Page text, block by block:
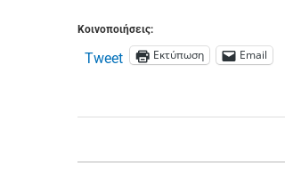
Κοινοποιήσεις:
Tweet Εκτύπωση Email